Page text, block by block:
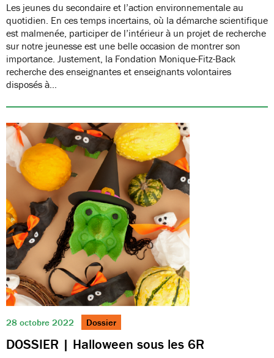
Les jeunes du secondaire et l’action environnementale au
quotidien. En ces temps incertains, où la démarche scientifique
est malmenée, participer de l’intérieur à un projet de recherche
sur notre jeunesse est une belle occasion de montrer son
importance. Justement, la Fondation Monique-Fitz-Back
recherche des enseignantes et enseignants volontaires
disposés à…
28 octobre 2022 Dossier
DOSSIER | Halloween sous les 6R